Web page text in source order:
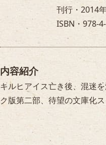
刊行・2014
ISBN・978-
内容紹介
キルヒアイス亡き後、混迷
ク版第二部、待望の文庫化ス